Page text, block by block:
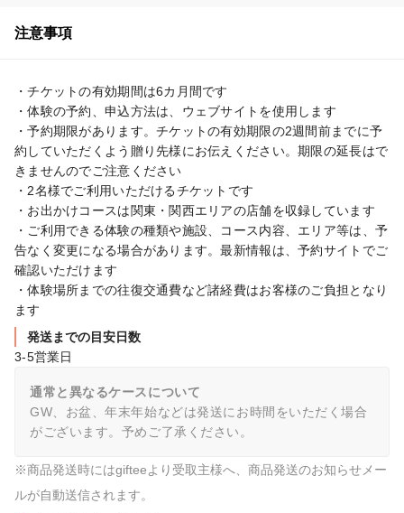
注意事項
・チケットの有効期間は6カ月間です
・体験の予約、申込方法は、ウェブサイトを使用します
・予約期限があります。チケットの有効期限の2週間前までに予
約していただくよう贈り先様にお伝えください。期限の延長はで
きませんのでご注意ください
・2名様でご利用いただけるチケットです
・お出かけコースは関東・関西エリアの店舗を収録しています
・ご利用できる体験の種類や施設、コース内容、エリア等は、予
告なく変更になる場合があります。最新情報は、予約サイトでご
確認いただけます
・体験場所までの往復交通費など諸経費はお客様のご負担となり
ます
発送までの目安日数
3-5営業日
通常と異なるケースについて
GW、お盆、年末年始などは発送にお時間をいただく場合
がございます。予めご了承ください。
※商品発送時にはgifteeより受取主様へ、商品発送のお知らせメー
ルが自動送信されます。